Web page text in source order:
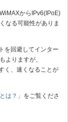
からIPv6(IPoE)
なる可能性がありま
を回避してインター
よりますが、
く、速くなることが
は？」 をご覧くださ